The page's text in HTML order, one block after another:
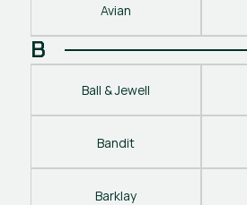
Avian
B
Ball & Jewell
Bandit
Barklay